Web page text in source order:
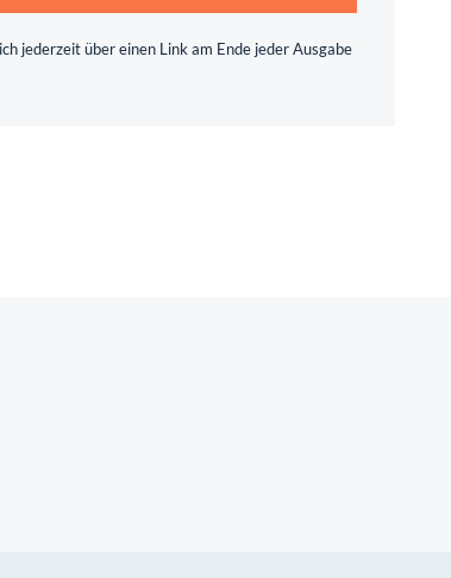
jederzeit über einen Link am Ende jeder Ausgabe